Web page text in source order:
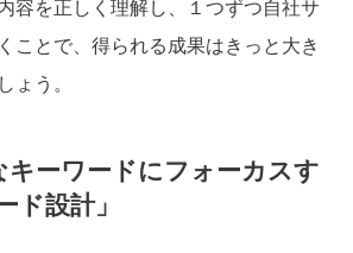
容を正しく理解し、１つずつ自社サ
ことで、得られる成果はきっと大き
ょう。
キーワードにフォーカスす
ド設計」